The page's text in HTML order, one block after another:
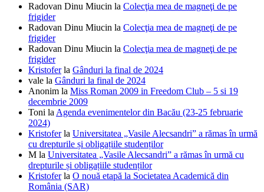
Radovan Dinu Miucin la Colecţia mea de magneţi de pe
frigider
Radovan Dinu Miucin la Colecţia mea de magneţi de pe
frigider
Radovan Dinu Miucin la Colecţia mea de magneţi de pe
frigider
Kristoferla Gânduri la final de 2024
vale la Gânduri la final de 2024
Anonim la Miss Roman 2009 in Freedom Club – 5 si 19
decembrie 2009
Toni la Agenda evenimentelor din Bacău (23-25 februarie
2024)
Kristoferla Universitatea „Vasile Alecsandri” a rămas în urmă
cu drepturile și obligațiile studenților
M la Universitatea „Vasile Alecsandri” a rămas în urmă cu
drepturile și obligațiile studenților
Kristoferla O nouă etapă la Societatea Academică din
România (SAR)